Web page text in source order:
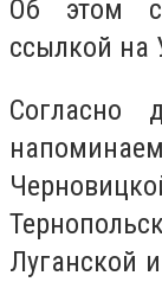
Об этом
ссылкой на
Согласно
Луганской